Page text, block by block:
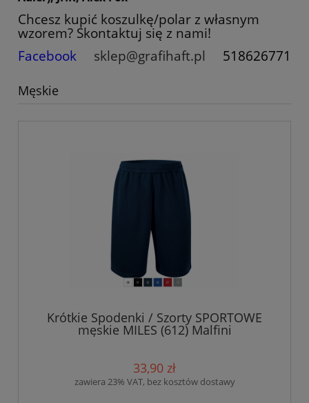
Chcesz kupić koszulkę/polar z własnym
wzorem? Skontaktuj się z nami!
Facebook
sklep@grafihaft.pl 518626771
Męskie
Krótkie Spodenki / Szorty SPORTOWE
męskie MILES (612) Malfini
33,90 zł
zawiera 23% VAT, bez kosztów dostawy